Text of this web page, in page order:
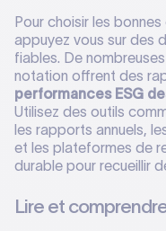
Pour choisir les
appuyez vous sur des
fiables. De
notation offrent des
performances ESG
Utilisez des outils
les rapports annuels,
et les plateformes de
durable pour recueillir
Lire et